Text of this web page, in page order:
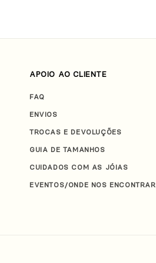
APOIO AO CLIENTE
FAQ
ENVIOS
TROCAS E DEVOLUÇÕES
GUIA DE TAMANHOS
CUIDADOS COM AS JÓIAS
EVENTOS/ONDE NOS ENCONTRAR